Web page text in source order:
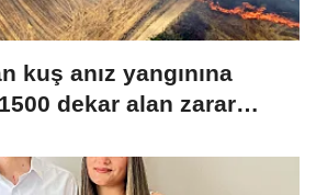
kuş anız yangınına
dekar alan zarar